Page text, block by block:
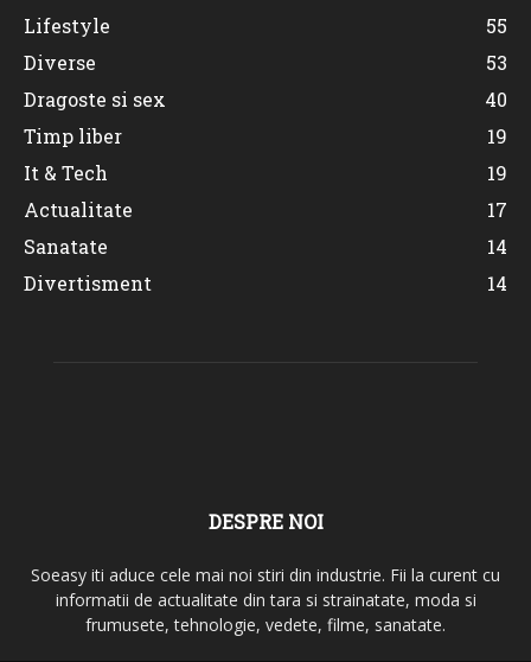
Lifestyle
55
Diverse
53
Dragoste si sex
40
Timp liber
19
It & Tech
19
Actualitate
17
Sanatate
14
Divertisment
14
DESPRE NOI
Soeasy iti aduce cele mai noi stiri din industrie. Fii la curent cu
informatii de actualitate din tara si strainatate, moda si
frumusete, tehnologie, vedete, filme, sanatate.